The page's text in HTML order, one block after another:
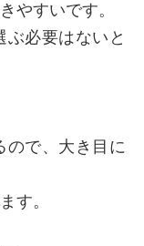
やすいです。
必要はないと
ので、大き目に
す。